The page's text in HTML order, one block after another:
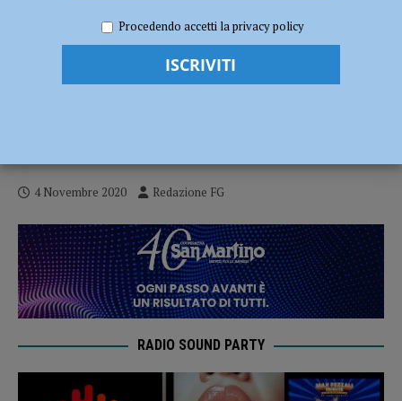
nazionale del lavoro nel settore metalmeccanico, sciopero anche a
Piacenza
Rinnovo del contratto nazionale del lavoro
4 Novembre 2020 Redazione FG
RADIO SOUND PARTY
Procedendo accetti la privacy policy